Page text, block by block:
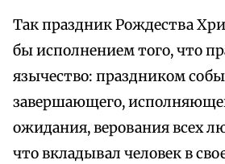
Так праздник Рождества
бы исполнением того, что
язычество: праздником
завершающего,
ожидания, верования всех
что вкладывал человек в